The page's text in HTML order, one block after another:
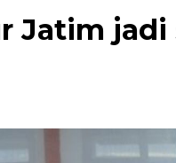
Jatim jadi